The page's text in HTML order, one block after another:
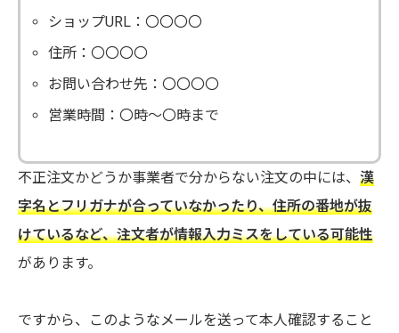
ショップURL：〇〇〇〇
住所：〇〇〇〇
お問い合わせ先：〇〇〇〇
営業時間：〇時～〇時まで
不正注文かどうか事業者で分からない注文の中には、 漢
字名とフリガナが合っていなかったり、住所の番地が抜
けているなど、注文者が情報入力ミスをしている可能性
があります。
ですから、このようなメールを送って本人確認すること